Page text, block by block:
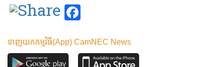
ទាញយកកម្មវិធី(App) CamNEC News